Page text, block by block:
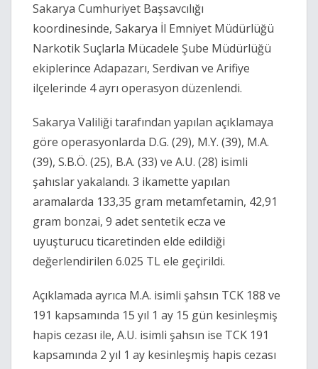
Sakarya Cumhuriyet Başsavcılığı
koordinesinde, Sakarya İl Emniyet Müdürlüğü
Narkotik Suçlarla Mücadele Şube Müdürlüğü
ekiplerince Adapazarı, Serdivan ve Arifiye
ilçelerinde 4 ayrı operasyon düzenlendi.
Sakarya Valiliği tarafından yapılan açıklamaya
göre operasyonlarda D.G. (29), M.Y. (39), M.A.
(39), S.B.Ö. (25), B.A. (33) ve A.U. (28) isimli
şahıslar yakalandı. 3 ikamette yapılan
aramalarda 133,35 gram metamfetamin, 42,91
gram bonzai, 9 adet sentetik ecza ve
uyuşturucu ticaretinden elde edildiği
değerlendirilen 6.025 TL ele geçirildi.
Açıklamada ayrıca M.A. isimli şahsın TCK 188 ve
191 kapsamında 15 yıl 1 ay 15 gün kesinleşmiş
hapis cezası ile, A.U. isimli şahsın ise TCK 191
kapsamında 2 yıl 1 ay kesinleşmiş hapis cezası